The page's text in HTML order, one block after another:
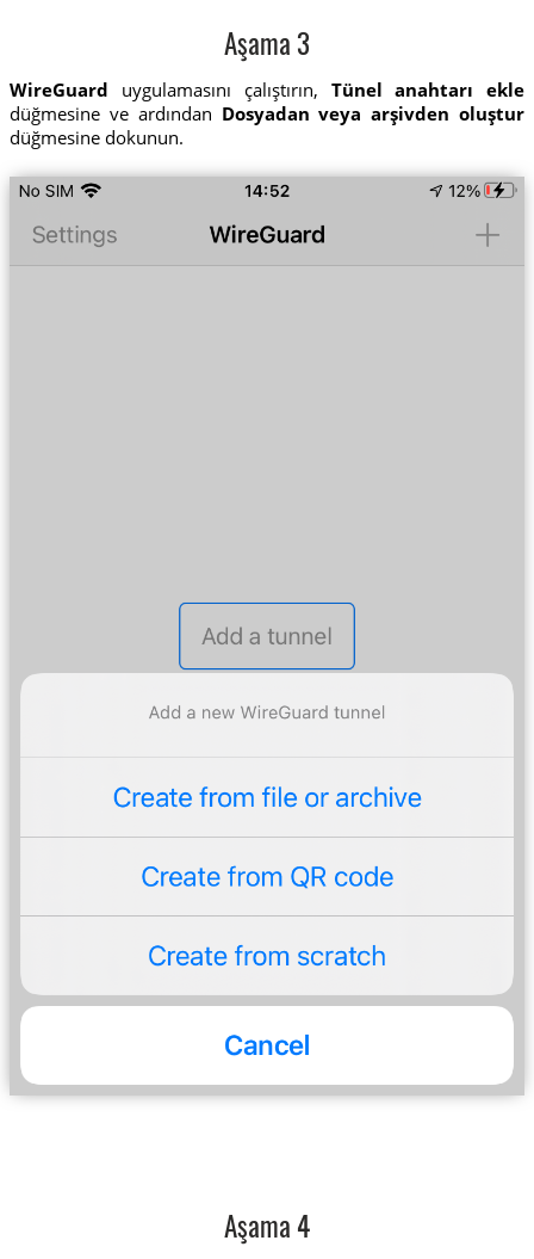
Aşama 3
WireGuard uygulamasını çalıştırın, Tünel anahtarı ekle
düğmesine ve ardından Dosyadan veya arşivden oluştur
düğmesine dokunun.
Aşama 4